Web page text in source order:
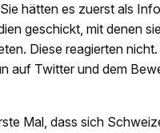
hätten es zuerst als
geschickt, mit denen sie
Diese reagierten
auf Twitter und dem
Mal, dass sich